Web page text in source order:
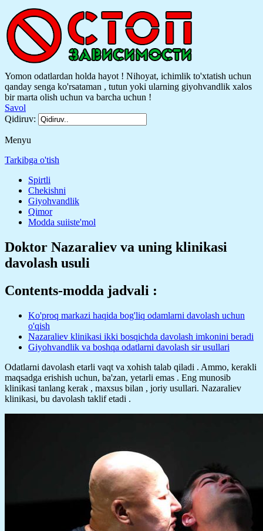
Yomon odatlardan holda hayot ! Nihoyat, ichimlik to'xtatish uchun
qanday senga ko'rsataman , tutun yoki ularning giyohvandlik xalos
bir marta olish uchun va barcha uchun !
Savol
Qidiruv:
Menyu
Tarkibga o'tish
Spirtli
Chekishni
Giyohvandlik
Qimor
Modda suiiste'mol
Doktor Nazaraliev va uning klinikasi
davolash usuli
Contents-modda jadvali :
Ko'proq markazi haqida bog'liq odamlarni davolash uchun
o'qish
Nazaraliev klinikasi ikki bosqichda davolash imkonini beradi
Giyohvandlik va boshqa odatlarni davolash sir usullari
Odatlarni davolash etarli vaqt va xohish talab qiladi . Ammo, kerakli
maqsadga erishish uchun, ba'zan, yetarli emas . Eng munosib
klinikasi tanlang kerak , maxsus bilan , joriy usullari. Nazaraliev
klinikasi, bu davolash taklif etadi .